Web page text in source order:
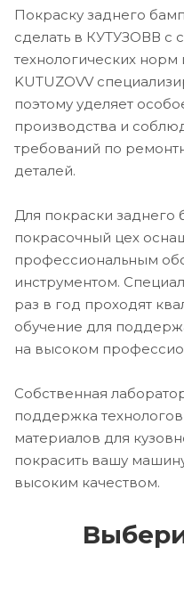
Покраску заднего
сделать в КУТУЗОВВ с
технологических
KUTUZOVV
поэтому уделяет
производства и
требований по
деталей.
Для покраски
покрасочный цех
профессиональным
инструментом.
раз в год проходят
обучение для
на высоком
Собственная
поддержка
материалов для
покрасить вашу
высоким качеством.